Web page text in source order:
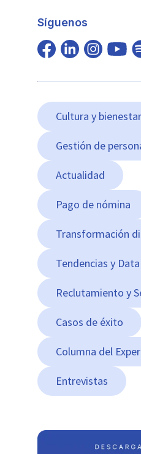
Síguenos
Cultura y
Gestión de
Actualidad
Pago de nómina
Transformación
Tendencias y Data
Reclutamiento y
Casos de éxito
Columna del
Entrevistas